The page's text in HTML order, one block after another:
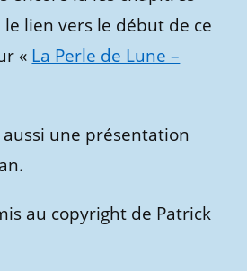
lien vers le début de ce
« La Perle de Lune –
une présentation
au copyright de Patrick